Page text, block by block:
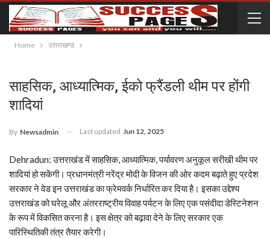
Home उत्तराखण्ड
साहसिक, आध्यात्मिक, ईको फ्रैंडली थीम पर होंगी
शादियां
By Newsadmin Last updated Jun 12, 2025
Dehradun: उत्तराखंड में साहसिक, आध्यात्मिक, पर्यावरण अनुकूल सरीखी थीम पर
शादियां हो सकेंगी। प्रधानमंत्री नरेंद्र मोदी के विजन की ओर कदम बढ़ाते हुए प्रदेश
सरकार ने वेड इन उत्तराखंड का फ्रेमवर्क निर्धारित कर दिया है। इसका उद्देश्य
उत्तराखंड को घरेलू और अंतरराष्ट्रीय विवाह पर्यटन के लिए एक पसंदीदा डेस्टिनेशन
के रूप में विकसित करना है। इस क्षेत्र को बढ़ावा देने के लिए सरकार एक
पारिस्थितिकी तंत्र तैयार करेगी।